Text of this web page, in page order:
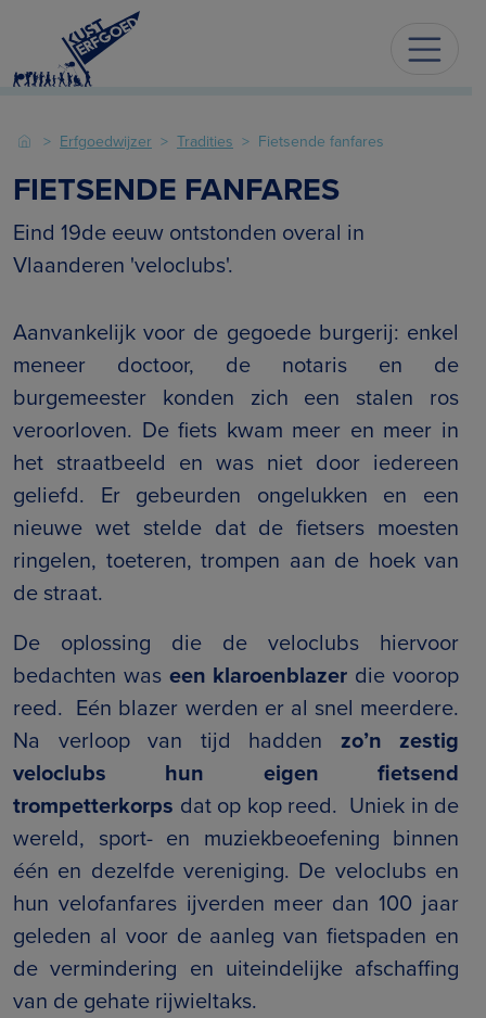
Erfgoedwijzer Tradities Fietsende fanfares
FIETSENDE FANFARES
Eind 19de eeuw ontstonden overal in
Vlaanderen 'veloclubs'.
Aanvankelijk voor de gegoede burgerij: enkel
meneer doctoor, de notaris en de
burgemeester konden zich een stalen ros
veroorloven. De fiets kwam meer en meer in
het straatbeeld en was niet door iedereen
geliefd. Er gebeurden ongelukken en een
nieuwe wet stelde dat de fietsers moesten
ringelen, toeteren, trompen aan de hoek van
de straat.
De oplossing die de veloclubs hiervoor
bedachten was een klaroenblazer die voorop
reed. Eén blazer werden er al snel meerdere.
Na verloop van tijd hadden zo’n zestig
veloclubs hun eigen fietsend
trompetterkorps dat op kop reed. Uniek in de
wereld, sport- en muziekbeoefening binnen
één en dezelfde vereniging. De veloclubs en
hun velofanfares ijverden meer dan 100 jaar
geleden al voor de aanleg van fietspaden en
de vermindering en uiteindelijke afschaffing
van de gehate rijwieltaks.